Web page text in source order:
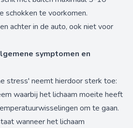
schokken te voorkomen.
achter in de auto, ook niet voor
symptomen en
stress' neemt hierdoor sterk toe:
waarbij het lichaam moeite heeft
om te gaan.
wanneer het lichaam